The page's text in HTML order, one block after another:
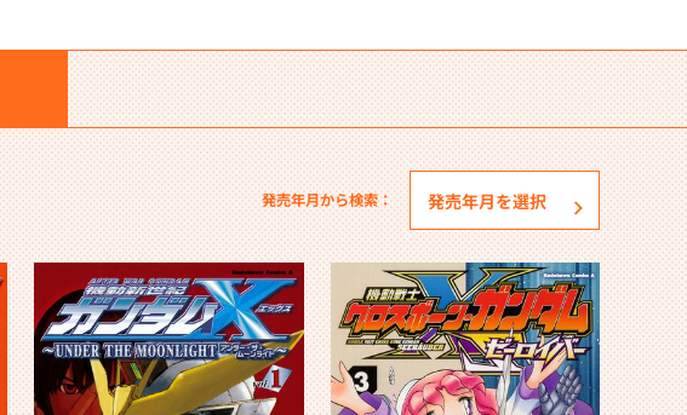
発売年月から検索：